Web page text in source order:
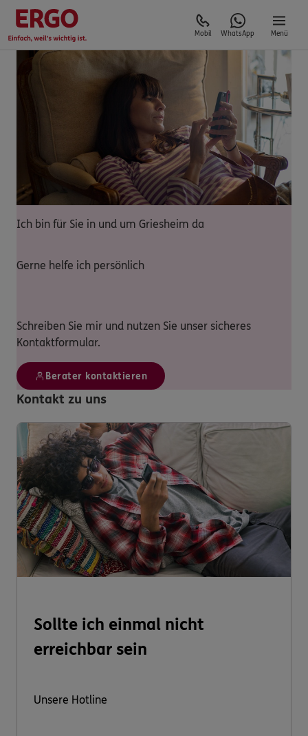
Mobil WhatsApp Menü
Ich bin für Sie in und um Griesheim da
Gerne helfe ich persönlich
Schreiben Sie mir und nutzen Sie unser sicheres
Kontaktformular.
Berater kontaktieren
Kontakt zu uns
Sollte ich einmal nicht
erreichbar sein
Unsere Hotline